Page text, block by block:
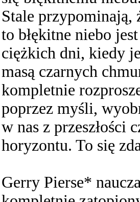
Stale przypominają,
to błękitne niebo
ciężkich dni, kiedy
masą czarnych
kompletnie
poprzez myśli,
w nas z przeszłości
horyzontu. To się
Gerry Pierse*